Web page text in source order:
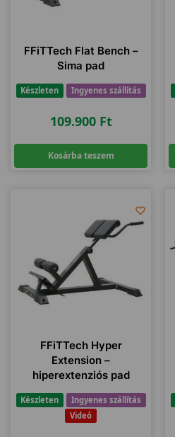
FFiTTech Flat Bench –
Sima pad
Készleten Ingyenes szállítás
109.900 Ft
Kosárba teszem
FFiTTech Hyper
Extension –
hiperextenziós pad
Készleten
Ingyenes szállítás
Videó